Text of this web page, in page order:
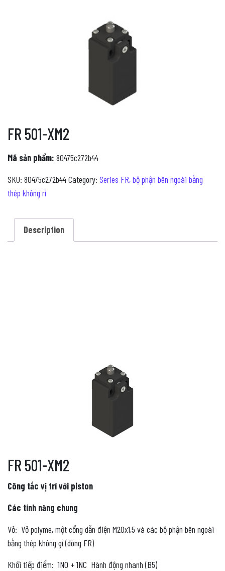
FR 501-XM2
Mã sản phẩm: 80475c272b44
SKU: 80475c272b44Category: Series FR, bộ phận bên ngoài bằng
thép không rỉ
Description
FR 501-XM2
Công tắc vị trí với piston
Các tính năng chung
Vỏ: Vỏ polyme, một cổng dẫn điện M20x1,5 và các bộ phận bên ngoài
bằng thép không gỉ (dòng FR)
Khối tiếp điểm: 1NO + 1NC Hành động nhanh (B5)